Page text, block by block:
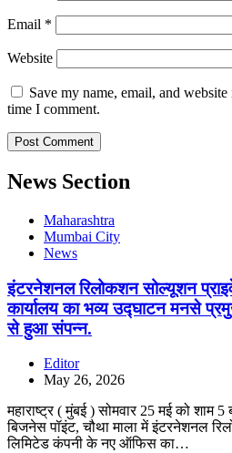
Email *
Website
Save my name, email, and
time I comment.
News Section
Maharashtra
Mumbai City
News
इंटरनेशनल रिलोकशन सोल्यूशन
कार्यालय का भव्य उद्घाटन मनसे
से हुआ संपन्न.
Editor
May 26, 2026
महाराष्ट्र ( मुंबई ) सोमवार 25 मई को शाम 5
बिजनेस पॉइंट, चौथा माला में इंटरनेशनल
लिमिटेड कंपनी के नए ऑफिस का…